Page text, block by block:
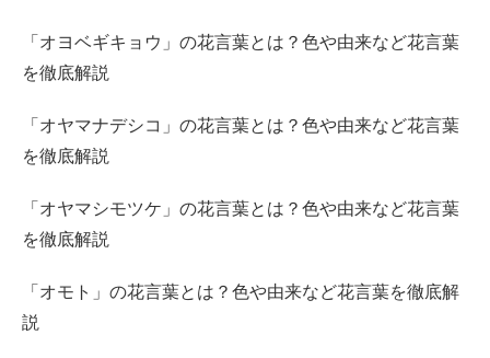
「オヨベギキョウ」の花言葉とは？色や由来など花言葉
を徹底解説
「オヤマナデシコ」の花言葉とは？色や由来など花言葉
を徹底解説
「オヤマシモツケ」の花言葉とは？色や由来など花言葉
を徹底解説
「オモト」の花言葉とは？色や由来など花言葉を徹底解
説